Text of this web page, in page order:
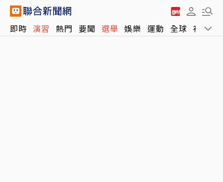
即時 演習 熱門 要聞 選舉 娛樂 運動 全球 社會